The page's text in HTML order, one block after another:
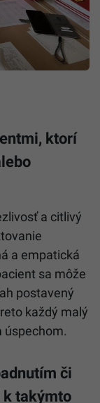
ktorí
a citlivý
a empatická
sa môže
postavený
každý malý
úspechom.
či
k takýmto